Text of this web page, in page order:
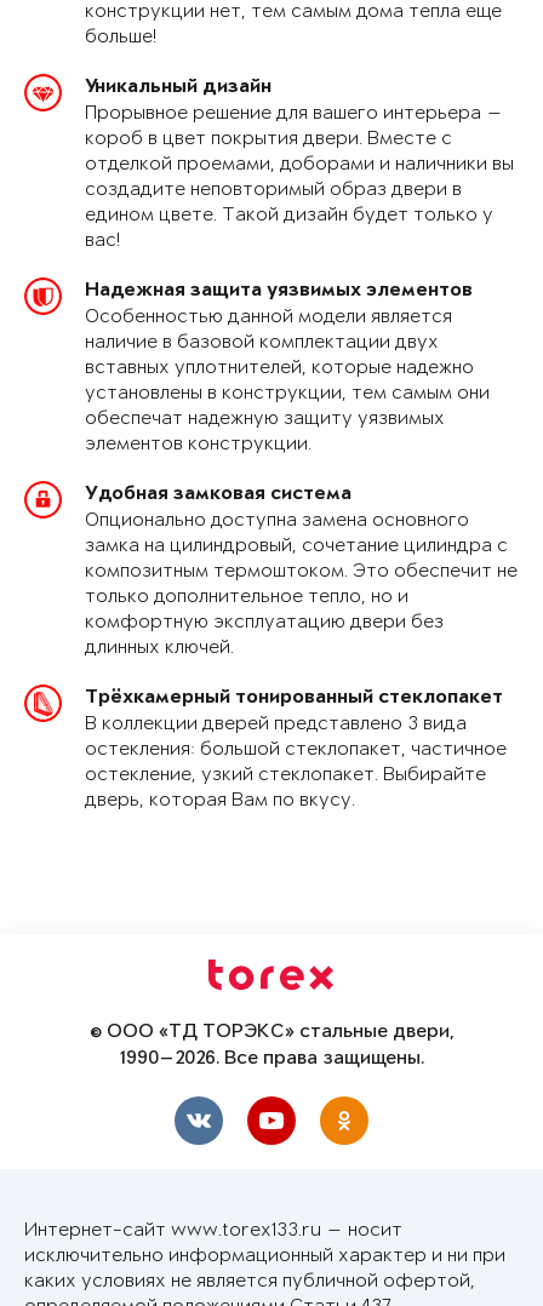
конструкции нет, тем самым дома тепла еще
больше!
Уникальный дизайн
Прорывное решение для вашего интерьера —
короб в цвет покрытия двери. Вместе с
отделкой проемами, доборами и наличники вы
создадите неповторимый образ двери в
едином цвете. Такой дизайн будет только у
вас!
Надежная защита уязвимых элементов
Особенностью данной модели является
наличие в базовой комплектации двух
вставных уплотнителей, которые надежно
установлены в конструкции, тем самым они
обеспечат надежную защиту уязвимых
элементов конструкции.
Удобная замковая система
Опционально доступна замена основного
замка на цилиндровый, сочетание цилиндра с
композитным термоштоком. Это обеспечит не
только дополнительное тепло, но и
комфортную эксплуатацию двери без
длинных ключей.
Трёхкамерный тонированный стеклопакет
В коллекции дверей представлено 3 вида
остекления: большой стеклопакет, частичное
остекление, узкий стеклопакет. Выбирайте
дверь, которая Вам по вкусу.
© ООО «ТД ТОРЭКС» стальные двери,
1990—2026. Все права защищены.
Интернет-сайт www.torex133.ru — носит
исключительно информационный характер и ни при
каких условиях не является публичной офертой,